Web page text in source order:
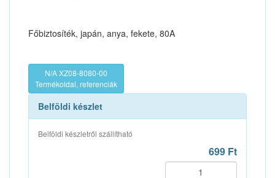
Főbiztosíték, japán, anya, fekete, 80A
N/A XZ08-8080-00
Termékoldal, referenciák
Belföldi készlet
Belföldi készletről szállítható
699 Ft